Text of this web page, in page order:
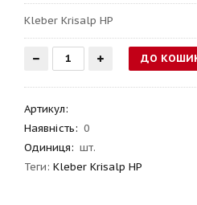
Kleber Krisalp HP
Артикул:
Наявність: 0
Одиниця: шт.
Теги: Kleber Krisalp HP